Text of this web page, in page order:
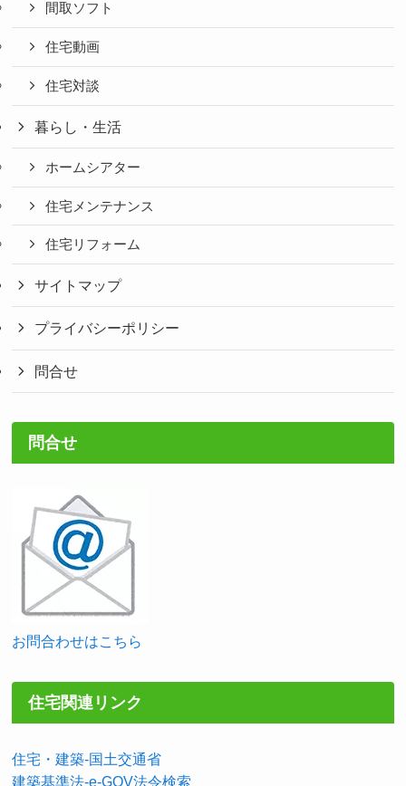
間取ソフト
住宅動画
住宅対談
暮らし・生活
ホームシアター
住宅メンテナンス
住宅リフォーム
サイトマップ
プライバシーポリシー
問合せ
問合せ
お問合わせはこちら
住宅関連リンク
住宅・建築-国土交通省
建築基準法-e-GOV法令検索